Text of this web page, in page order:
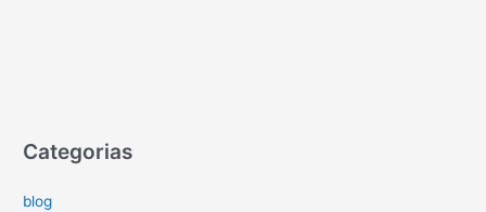
Categorias
blog